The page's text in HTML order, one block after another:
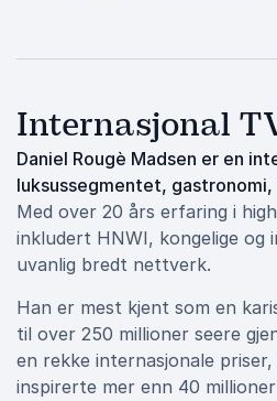
Internasjonal
Daniel Rougè Madsen er en
luksussegmentet,
Med over 20 års erfaring i
inkludert HNWI, kongelige
uvanlig bredt nettverk.
Han er mest kjent som en
til over 250 millioner seere
en rekke internasjonale
inspirerte mer enn 40